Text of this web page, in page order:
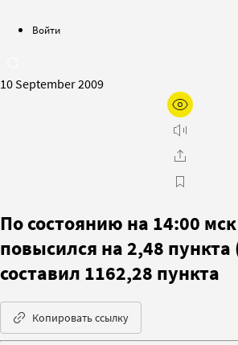
Войти
10 September 2009
По состоянию на 14:00
повысился на 2,48 пункта
составил 1162,28 пункта
Копировать ссылку